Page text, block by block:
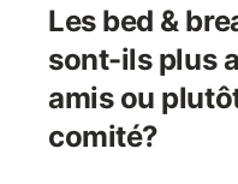
Les bed &
sont-ils plus
amis ou
comité?